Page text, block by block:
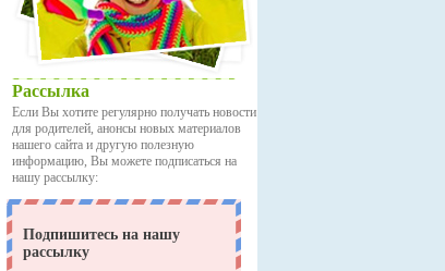
Рассылка
Если Вы хотите регулярно получать новости
для родителей, анонсы новых материалов
нашего сайта и другую полезную
информацию, Вы можете подписаться на
нашу рассылку: